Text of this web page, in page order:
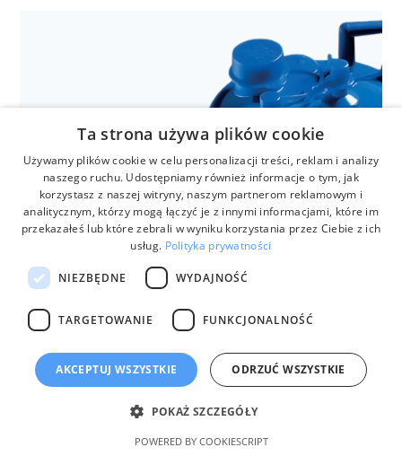
Anestezjologia i aparatura medyczna
Lampy zabiegowe LUCEA
Anestezjologia i aparatura medyczna
biuro@anmar.pl
Ta strona używa plików cookie
Używamy plików cookie w celu personalizacji treści, reklam i analizy
naszego ruchu. Udostępniamy również informacje o tym, jak
korzystasz z naszej witryny, naszym partnerom reklamowym i
analitycznym, którzy mogą łączyć je z innymi informacjami, które im
przekazałeś lub które zebrali w wyniku korzystania przez Ciebie z ich
usług. Polityka prywatności
NIEZBĘDNE WYDAJNOŚĆ
TARGETOWANIE FUNKCJONALNOŚĆ
AKCEPTUJ WSZYSTKIE ODRZUĆ WSZYSTKIE
POKAŻ SZCZEGÓŁY
POWERED BY COOKIESCRIPT